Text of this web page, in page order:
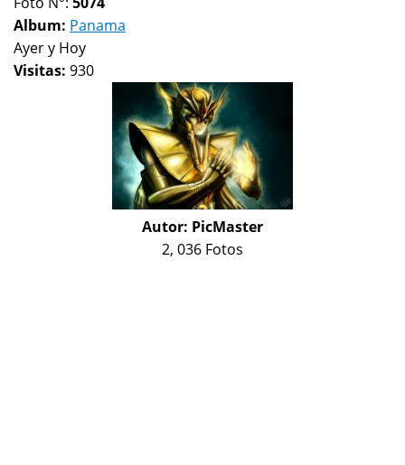
Album: Panama
Ayer y Hoy
Visitas: 930
Autor: PicMaster
2, 036 Fotos